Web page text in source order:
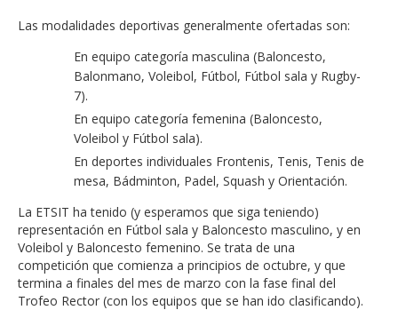
Las modalidades deportivas generalmente ofertadas son:
En equipo categoría masculina (Baloncesto,
Balonmano, Voleibol, Fútbol, Fútbol sala y Rugby-
7).
En equipo categoría femenina (Baloncesto,
Voleibol y Fútbol sala).
En deportes individuales Frontenis, Tenis, Tenis de
mesa, Bádminton, Padel, Squash y Orientación.
La ETSIT ha tenido (y esperamos que siga teniendo)
representación en Fútbol sala y Baloncesto masculino, y en
Voleibol y Baloncesto femenino. Se trata de una
competición que comienza a principios de octubre, y que
termina a finales del mes de marzo con la fase final del
Trofeo Rector (con los equipos que se han ido clasificando).